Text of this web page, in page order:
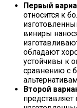
Первый
относится к
виниры
обладают
устойчивы к
сравнению с
Второй